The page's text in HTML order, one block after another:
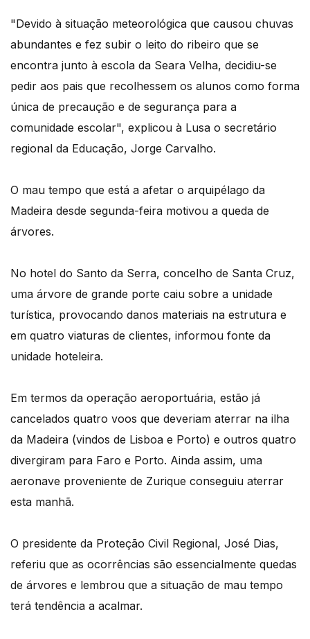
"Devido à situação meteorológica que causou chuvas
abundantes e fez subir o leito do ribeiro que se
encontra junto à escola da Seara Velha, decidiu-se
pedir aos pais que recolhessem os alunos como forma
única de precaução e de segurança para a
comunidade escolar", explicou à Lusa o secretário
regional da Educação, Jorge Carvalho.
O mau tempo que está a afetar o arquipélago da
Madeira desde segunda-feira motivou a queda de
árvores.
No hotel do Santo da Serra, concelho de Santa Cruz,
uma árvore de grande porte caiu sobre a unidade
turística, provocando danos materiais na estrutura e
em quatro viaturas de clientes, informou fonte da
unidade hoteleira.
Em termos da operação aeroportuária, estão já
cancelados quatro voos que deveriam aterrar na ilha
da Madeira (vindos de Lisboa e Porto) e outros quatro
divergiram para Faro e Porto. Ainda assim, uma
aeronave proveniente de Zurique conseguiu aterrar
esta manhã.
O presidente da Proteção Civil Regional, José Dias,
referiu que as ocorrências são essencialmente quedas
de árvores e lembrou que a situação de mau tempo
terá tendência a acalmar.